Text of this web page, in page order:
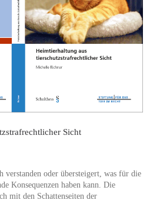
Sicht
oder übersteigert, was für die
Konsequenzen haben kann. Die
mit den Schattenseiten der